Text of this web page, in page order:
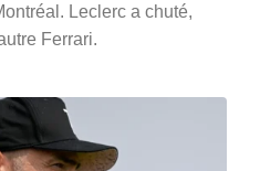
Leclerc a chuté,
Ferrari.